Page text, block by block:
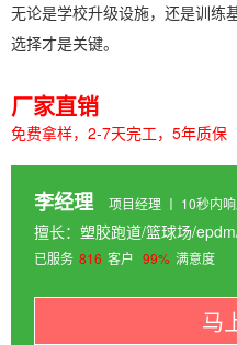
无论是学校升级设施，还是训练
选择才是关键。
厂家直销
免费拿样，2-7天完工，5年质保
李经理 项目经理 丨 10秒内
擅长：塑胶跑道/篮球场/
已服务 816 客户 99% 满意度
马